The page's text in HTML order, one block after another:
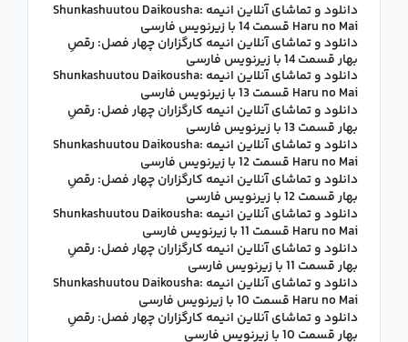
دانلود و تماشای آنلاین انیمه Shunkashuutou Daikousha:
Haru no Mai قسمت 14 با زیرنویس فارسی
دانلود و تماشای آنلاین انیمه کارگزاران چهار فصل: رقصِ
بهار قسمت 14 با زیرنویس فارسی
دانلود و تماشای آنلاین انیمه Shunkashuutou Daikousha:
Haru no Mai قسمت 13 با زیرنویس فارسی
دانلود و تماشای آنلاین انیمه کارگزاران چهار فصل: رقصِ
بهار قسمت 13 با زیرنویس فارسی
دانلود و تماشای آنلاین انیمه Shunkashuutou Daikousha:
Haru no Mai قسمت 12 با زیرنویس فارسی
دانلود و تماشای آنلاین انیمه کارگزاران چهار فصل: رقصِ
بهار قسمت 12 با زیرنویس فارسی
دانلود و تماشای آنلاین انیمه Shunkashuutou Daikousha:
Haru no Mai قسمت 11 با زیرنویس فارسی
دانلود و تماشای آنلاین انیمه کارگزاران چهار فصل: رقصِ
بهار قسمت 11 با زیرنویس فارسی
دانلود و تماشای آنلاین انیمه Shunkashuutou Daikousha:
Haru no Mai قسمت 10 با زیرنویس فارسی
دانلود و تماشای آنلاین انیمه کارگزاران چهار فصل: رقصِ
بهار قسمت 10 با زیرنویس فارسی